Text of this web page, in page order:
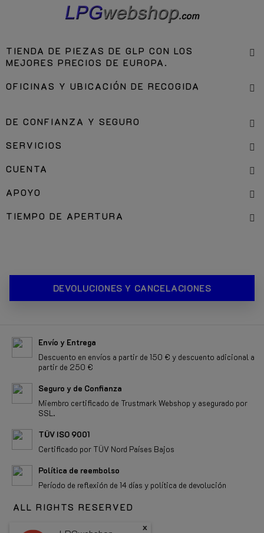
TIENDA DE PIEZAS DE GLP CON LOS
MEJORES PRECIOS DE EUROPA.
OFICINAS Y UBICACIÓN DE RECOGIDA
DE CONFIANZA Y SEGURO
SERVICIOS
CUENTA
APOYO
TIEMPO DE APERTURA
DEVOLUCIONES Y CANCELACIONES
Envío y Entrega
Descuento en envíos a partir de 150 € y descuento adicional a
partir de 250 €
Seguro y de Confianza
Miembro certificado de Trustmark Webshop y asegurado por
SSL.
TÜV ISO 9001
Certificado por TÜV Nord Países Bajos
Política de reembolso
Período de reflexión de 14 días y política de devolución
ALL RIGHTS RESERVED
x